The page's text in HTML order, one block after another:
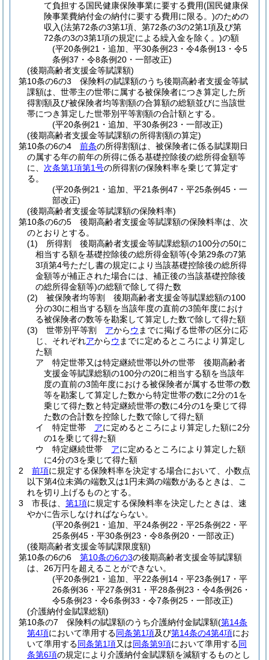
て負担する国民健康保険事業に要する費用(国民健康保
険事業費納付金の納付に要する費用に限る。)のための
収入(法第72条の3第1項、第72条の3の2第1項及び第
72条の3の3第1項の規定による繰入金を除く。)の額
(平20条例21・追加、平30条例23・令4条例13・令5
条例37・令8条例20・一部改正)
(後期高齢者支援金等賦課額)
第10条の6の3
保険料の賦課額のうち後期高齢者支援金等賦
課額は、世帯主の世帯に属する被保険者につき算定した所
得割額及び被保険者均等割額の合算額の総額並びに当該世
帯につき算定した世帯別平等割額の合計額とする。
(平20条例21・追加、平30条例23・一部改正)
(後期高齢者支援金等賦課額の所得割額の算定)
第10条の6の4
前条の所得割額は、被保険者に係る賦課期日
の属する年の前年の所得に係る基礎控除後の総所得金額等
に、 次条第1項第1号の所得割の保険料率を乗じて算定す
る。
(平20条例21・追加、平21条例47・平25条例45・一
部改正)
(後期高齢者支援金等賦課額の保険料率)
第10条の6の5
後期高齢者支援金等賦課額の保険料率は、次
のとおりとする。
(1)
所得割 後期高齢者支援金等賦課総額の100分の50に
相当する額を基礎控除後の総所得金額等(令第29条の7第
3項第4号ただし書の規定により当該基礎控除後の総所得
金額等が補正された場合には、補正後の当該基礎控除後
の総所得金額等)の総額で除して得た数
(2)
被保険者均等割 後期高齢者支援金等賦課総額の100
分の30に相当する額を当該年度の直前の3箇年度におけ
る被保険者の数等を勘案して算定した数で除して得た額
(3)
世帯別平等割 アからウ までに掲げる世帯の区分に応
じ、それぞれアからウ までに定めるところにより算定し
た額
ア
特定世帯又は特定継続世帯以外の世帯 後期高齢者
支援金等賦課総額の100分の20に相当する額を当該年
度の直前の3箇年度における被保険者が属する世帯の数
等を勘案して算定した数から特定世帯の数に2分の1を
乗じて得た数と特定継続世帯の数に4分の1を乗じて得
た数の合計数を控除した数で除して得た額
イ
特定世帯 アに定めるところにより算定した額に2分
の1を乗じて得た額
ウ
特定継続世帯 アに定めるところにより算定した額
に4分の3を乗じて得た額
2
前項に規定する保険料率を決定する場合において、小数点
以下第4位未満の端数又は1円未満の端数があるときは、こ
れを切り上げるものとする。
3
市長は、 第1項に規定する保険料率を決定したときは、速
やかに告示しなければならない。
(平20条例21・追加、平24条例22・平25条例22・平
25条例45・平30条例23・令8条例20・一部改正)
(後期高齢者支援金等賦課限度額)
第10条の6の6
第10条の6の3の後期高齢者支援金等賦課額
は、26万円を超えることができない。
(平20条例21・追加、平22条例14・平23条例17・平
26条例36・平27条例31・平28条例23・令4条例26・
令5条例23・令6条例33・令7条例25・一部改正)
(介護納付金賦課総額)
第10条の7
保険料の賦課額のうち介護納付金賦課額(第14条
第4項において準用する同条第1項及び第14条の4第4項にお
いて準用する同条第1項又は同条第9項において準用する同
条第6項の規定により介護納付金賦課額を減額するものとし